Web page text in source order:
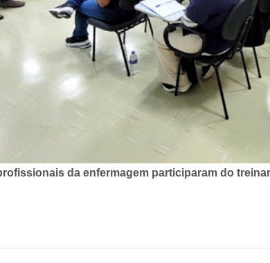
da enfermagem participaram do